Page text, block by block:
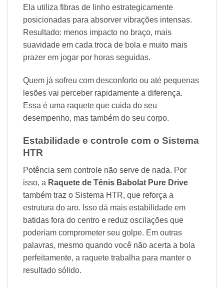
Ela utiliza fibras de linho estrategicamente
posicionadas para absorver vibrações intensas.
Resultado: menos impacto no braço, mais
suavidade em cada troca de bola e muito mais
prazer em jogar por horas seguidas.
Quem já sofreu com desconforto ou até pequenas
lesões vai perceber rapidamente a diferença.
Essa é uma raquete que cuida do seu
desempenho, mas também do seu corpo.
Estabilidade e controle com o Sistema
HTR
Potência sem controle não serve de nada. Por
isso, a Raquete de Tênis Babolat Pure Drive
também traz o Sistema HTR, que reforça a
estrutura do aro. Isso dá mais estabilidade em
batidas fora do centro e reduz oscilações que
poderiam comprometer seu golpe. Em outras
palavras, mesmo quando você não acerta a bola
perfeitamente, a raquete trabalha para manter o
resultado sólido.